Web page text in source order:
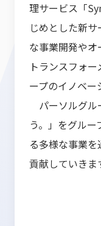
理サービス「
じめとした新
な事業開発や
トランスフォ
ープのイノベー
パーソルグル
う。」をグル
る多様な事業
貢献していきま